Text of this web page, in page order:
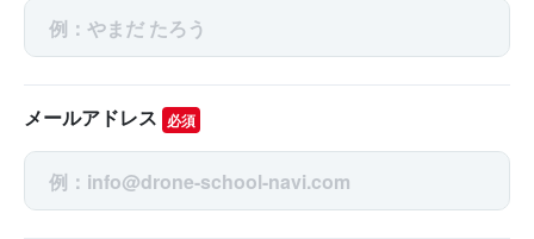
メールアドレス 必須